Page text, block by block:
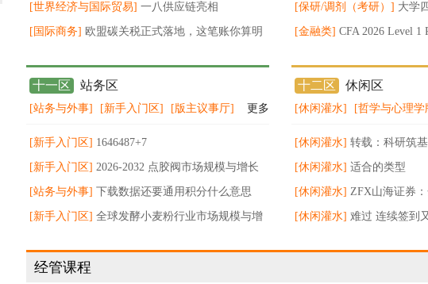
跨过 ！
[世界经济与国际贸易] 一八供应链亮相
KACE2026，以数智化物流赋能品牌出
[国际商务] 欧盟碳关税正式落地，这笔账你算明
能力
打击论文工厂：没发表也
[保研/调剂（考研）] 大学
更要搭建属于你的长期竞
[金融类] CFA 2026 Level 1
十一区 站务区
[站务与外事] [新手入门区] [版主议事厅] 更多
[新手入门区] 1646487+7
[新手入门区] 2026‑2032 点胶阀市场规模与增长
预测分析
[站务与外事] 下载数据还要通用积分什么意思
[新手入门区] 全球发酵小麦粉行业市场规模与增
十二区 休闲区
[休闲灌水] [哲学与心理学
[休闲灌水] 转载：科研筑
知技术院倾力打造管理咨询
[休闲灌水] 适合的类型
[休闲灌水] ZFX山海证券
重磅来袭！
[休闲灌水] 难过 连续签到
经管课程